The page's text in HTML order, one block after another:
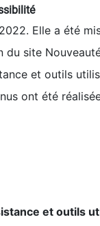
Elle a été
du site
et outils
ont été
et outils